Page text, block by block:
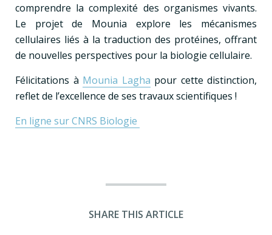
comprendre la complexité des organismes vivants.
Le projet de Mounia explore les mécanismes
cellulaires liés à la traduction des protéines, offrant
de nouvelles perspectives pour la biologie cellulaire.
Félicitations à Mounia Lagha pour cette distinction,
reflet de l’excellence de ses travaux scientifiques !
En ligne sur CNRS Biologie
SHARE THIS ARTICLE